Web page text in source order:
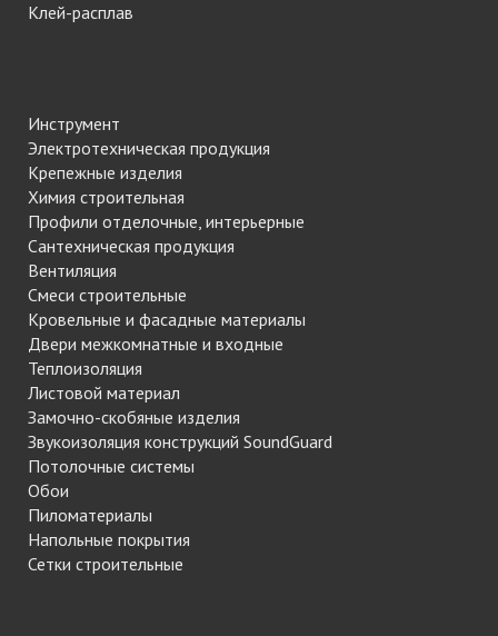
Клей-расплав
Инструмент
Электротехническая продукция
Крепежные изделия
Химия строительная
Профили отделочные, интерьерные
Сантехническая продукция
Вентиляция
Смеси строительные
Кровельные и фасадные материалы
Двери межкомнатные и входные
Теплоизоляция
Листовой материал
Замочно-скобяные изделия
Звукоизоляция конструкций SoundGuard
Потолочные системы
Обои
Пиломатериалы
Напольные покрытия
Сетки строительные